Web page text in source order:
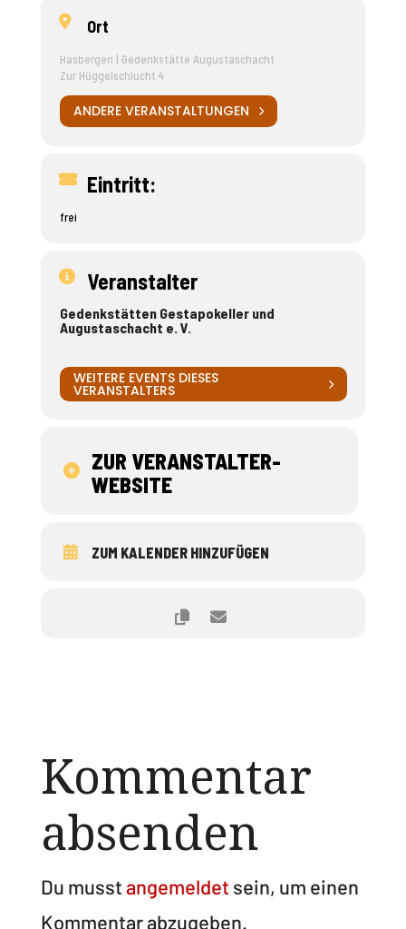
Ort
Hasbergen | Gedenkstätte Augustaschacht
Zur Hüggelschlucht 4
ANDERE VERANSTALTUNGEN
Eintritt:
frei
Veranstalter
Gedenkstätten Gestapokeller und
Augustaschacht e. V.
WEITERE EVENTS DIESES
VERANSTALTERS
ZUR VERANSTALTER-
WEBSITE
ZUM KALENDER HINZUFÜGEN
Kommentar
absenden
Du musstangemeldet sein, um einen
Kommentar abzugeben.